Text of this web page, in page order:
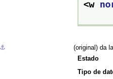
<w
⚓︎
(original) da
Estado
Tipo de